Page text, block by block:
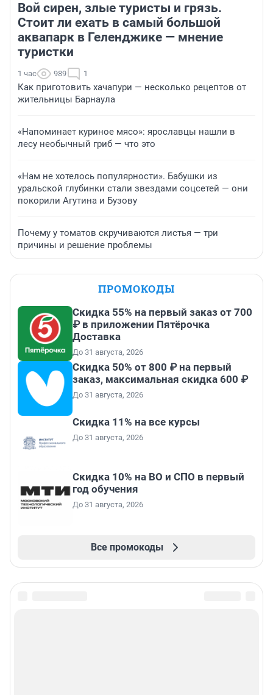
Вой сирен, злые туристы и грязь.
Стоит ли ехать в самый большой
аквапарк в Геленджике — мнение
туристки
1 час 989 1
Как приготовить хачапури — несколько рецептов от
жительницы Барнаула
«Напоминает куриное мясо»: ярославцы нашли в
лесу необычный гриб — что это
«Нам не хотелось популярности». Бабушки из
уральской глубинки стали звездами соцсетей — они
покорили Агутина и Бузову
Почему у томатов скручиваются листья — три
причины и решение проблемы
ПРОМОКОДЫ
Скидка 55% на первый заказ от 700
₽ в приложении Пятёрочка
Доставка
До 31 августа, 2026
Скидка 50% от 800 ₽ на первый
заказ, максимальная скидка 600 ₽
До 31 августа, 2026
Скидка 11% на все курсы
До 31 августа, 2026
Скидка 10% на ВО и СПО в первый
год обучения
До 31 августа, 2026
Все промокоды